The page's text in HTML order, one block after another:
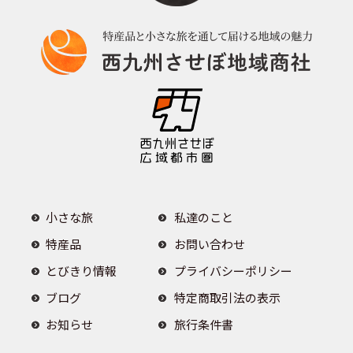
小さな旅
特産品
とびきり情報
ブログ
お知らせ
私達のこと
お問い合わせ
プライバシーポリシー
特定商取引法の表示
旅行条件書